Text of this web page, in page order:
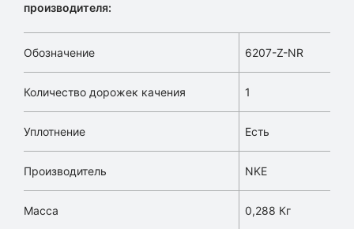
производителя:
Обозначение 6207-Z-NR
Количество дорожек качения 1
Уплотнение Есть
Производитель NKE
Масса 0,288 Кг